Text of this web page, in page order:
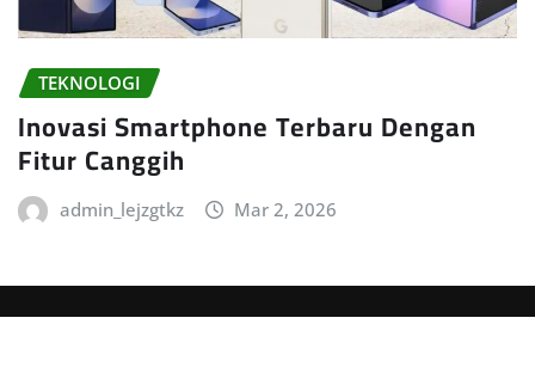
TEKNOLOGI
Inovasi Smartphone Terbaru Dengan
Fitur Canggih
admin_lejzgtkz Mar 2, 2026